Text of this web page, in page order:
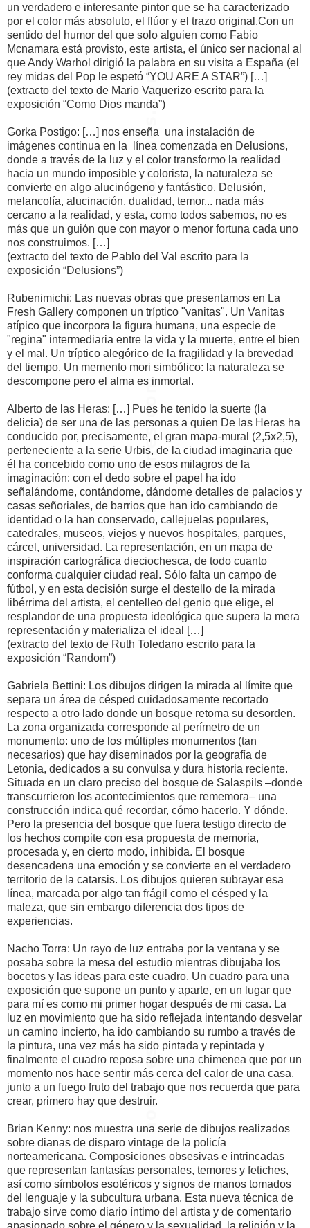
un verdadero e interesante pintor que se ha caracterizado
por el color más absoluto, el flúor y el trazo original.Con un
sentido del humor del que solo alguien como Fabio
Mcnamara está provisto, este artista, el único ser nacional al
que Andy Warhol dirigió la palabra en su visita a España (el
rey midas del Pop le espetó “YOU ARE A STAR”) […]
(extracto del texto de Mario Vaquerizo escrito para la
exposición “Como Dios manda”)
Gorka Postigo: […] nos enseña una instalación de
imágenes continua en la línea comenzada en Delusions,
donde a través de la luz y el color transformo la realidad
hacia un mundo imposible y colorista, la naturaleza se
convierte en algo alucinógeno y fantástico. Delusión,
melancolía, alucinación, dualidad, temor... nada más
cercano a la realidad, y esta, como todos sabemos, no es
más que un guión que con mayor o menor fortuna cada uno
nos construimos. […]
(extracto del texto de Pablo del Val escrito para la
exposición “Delusions”)
Rubenimichi: Las nuevas obras que presentamos en La
Fresh Gallery componen un tríptico "vanitas". Un Vanitas
atípico que incorpora la figura humana, una especie de
"regina" intermediaria entre la vida y la muerte, entre el bien
y el mal. Un tríptico alegórico de la fragilidad y la brevedad
del tiempo. Un memento mori simbólico: la naturaleza se
descompone pero el alma es inmortal.
Alberto de las Heras: […] Pues he tenido la suerte (la
delicia) de ser una de las personas a quien De las Heras ha
conducido por, precisamente, el gran mapa-mural (2,5x2,5),
perteneciente a la serie Urbis, de la ciudad imaginaria que
él ha concebido como uno de esos milagros de la
imaginación: con el dedo sobre el papel ha ido
señalándome, contándome, dándome detalles de palacios y
casas señoriales, de barrios que han ido cambiando de
identidad o la han conservado, callejuelas populares,
catedrales, museos, viejos y nuevos hospitales, parques,
cárcel, universidad. La representación, en un mapa de
inspiración cartográfica dieciochesca, de todo cuanto
conforma cualquier ciudad real. Sólo falta un campo de
fútbol, y en esta decisión surge el destello de la mirada
libérrima del artista, el centelleo del genio que elige, el
resplandor de una propuesta ideológica que supera la mera
representación y materializa el ideal […]
(extracto del texto de Ruth Toledano escrito para la
exposición “Random”)
Gabriela Bettini: Los dibujos dirigen la mirada al límite que
separa un área de césped cuidadosamente recortado
respecto a otro lado donde un bosque retoma su desorden.
La zona organizada corresponde al perímetro de un
monumento: uno de los múltiples monumentos (tan
necesarios) que hay diseminados por la geografía de
Letonia, dedicados a su convulsa y dura historia reciente.
Situada en un claro preciso del bosque de Salaspils –donde
transcurrieron los acontecimientos que rememora– una
construcción indica qué recordar, cómo hacerlo. Y dónde.
Pero la presencia del bosque que fuera testigo directo de
los hechos compite con esa propuesta de memoria,
procesada y, en cierto modo, inhibida. El bosque
desencadena una emoción y se convierte en el verdadero
territorio de la catarsis. Los dibujos quieren subrayar esa
línea, marcada por algo tan frágil como el césped y la
maleza, que sin embargo diferencia dos tipos de
experiencias.
Nacho Torra: Un rayo de luz entraba por la ventana y se
posaba sobre la mesa del estudio mientras dibujaba los
bocetos y las ideas para este cuadro. Un cuadro para una
exposición que supone un punto y aparte, en un lugar que
para mí es como mi primer hogar después de mi casa. La
luz en movimiento que ha sido reflejada intentando desvelar
un camino incierto, ha ido cambiando su rumbo a través de
la pintura, una vez más ha sido pintada y repintada y
finalmente el cuadro reposa sobre una chimenea que por un
momento nos hace sentir más cerca del calor de una casa,
junto a un fuego fruto del trabajo que nos recuerda que para
crear, primero hay que destruir.
Brian Kenny: nos muestra una serie de dibujos realizados
sobre dianas de disparo vintage de la policía
norteamericana. Composiciones obsesivas e intrincadas
que representan fantasías personales, temores y fetiches,
así como símbolos esotéricos y signos de manos tomados
del lenguaje y la subcultura urbana. Esta nueva técnica de
trabajo sirve como diario íntimo del artista y de comentario
apasionado sobre el género y la sexualidad, la religión y la